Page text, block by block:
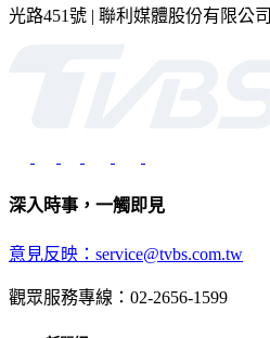
光路451號 | 聯利媒體股份有限公司
深入時事，一觸即見
意見反映：service@tvbs.com.tw
觀眾服務專線：02-2656-1599